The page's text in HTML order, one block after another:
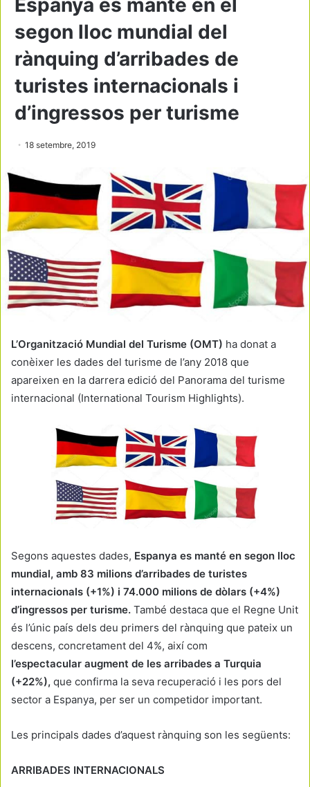
Espanya es manté en el
segon lloc mundial del
rànquing d’arribades de
turistes internacionals i
d’ingressos per turisme
18 setembre, 2019
L’Organització Mundial del Turisme (OMT) ha donat a
conèixer les dades del turisme de l’any 2018 que
apareixen en la darrera edició del Panorama del turisme
internacional (International Tourism Highlights).
Segons aquestes dades, Espanya es manté en segon lloc
mundial, amb 83 milions d’arribades de turistes
internacionals (+1%) i 74.000 milions de dòlars (+4%)
d’ingressos per turisme. També destaca que el Regne Unit
és l’únic país dels deu primers del rànquing que pateix un
descens, concretament del 4%, així com
l’espectacular augment de les arribades a Turquia
(+22%), que confirma la seva recuperació i les pors del
sector a Espanya, per ser un competidor important.
Les principals dades d’aquest rànquing son les següents:
ARRIBADES INTERNACIONALS